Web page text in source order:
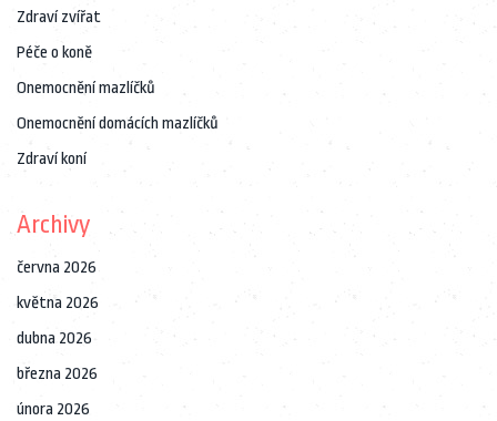
Zdraví zvířat
Péče o koně
Onemocnění mazlíčků
Onemocnění domácích mazlíčků
Zdraví koní
Archivy
června 2026
května 2026
dubna 2026
března 2026
února 2026